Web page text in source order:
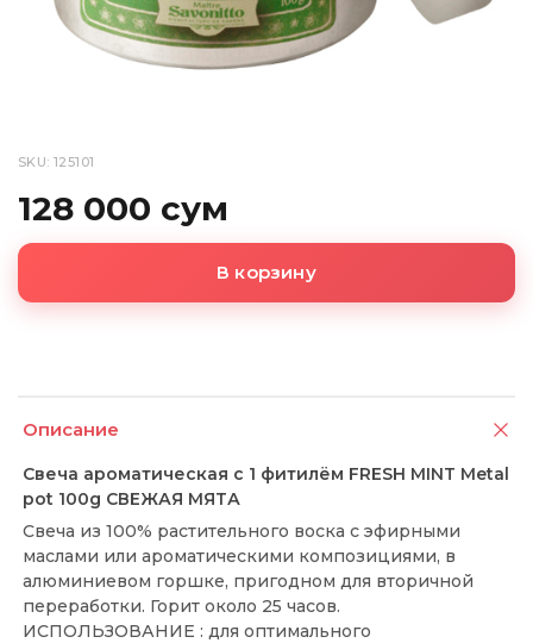
SKU: 125101
128 000 сум
В корзину
Описание
Свеча ароматическая с 1 фитилём FRESH MINT Metal
pot 100g СВЕЖАЯ МЯТА
Свеча из 100% растительного воска с эфирными
маслами или ароматическими композициями, в
алюминиевом горшке, пригодном для вторичной
переработки. Горит около 25 часов.
ИСПОЛЬЗОВАНИЕ : для оптимального